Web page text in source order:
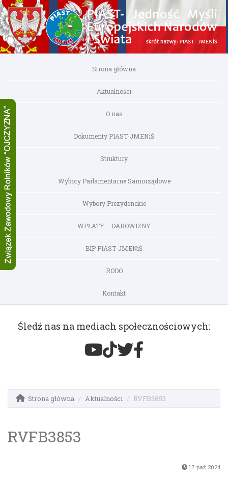
Strona główna
Aktualności
O nas
Dokumenty PIAST-JMENiŚ
Struktury
Wybory Parlamentarne Samorządowe
Wybory Prezydenckie
WPŁATY – DAROWIZNY
BIP PIAST-JMENiŚ
RODO
Kontakt
Śledź nas na mediach społecznościowych:
Strona główna Aktualności RVFB3853
RVFB3853
17 paź 2024